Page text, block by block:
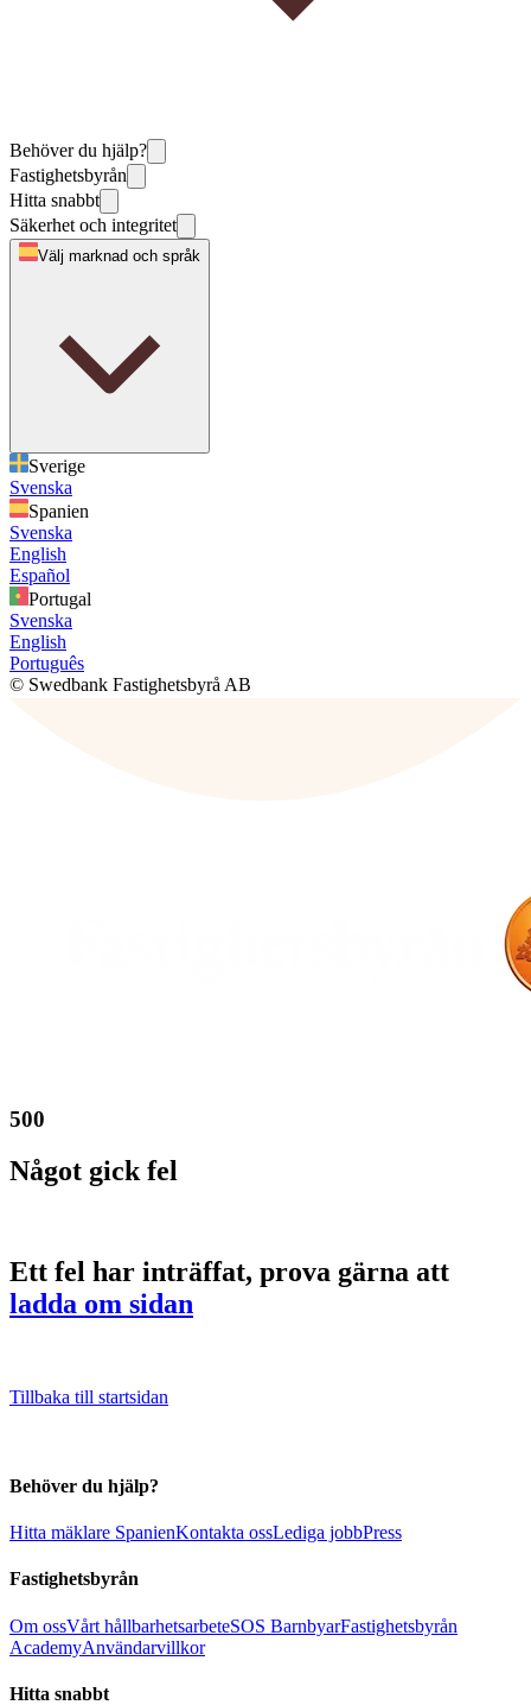
Behöver du hjälp?
Fastighetsbyrån
Hitta snabbt
Säkerhet och integritet
Välj marknad och språk
Sverige
Svenska
Spanien
Svenska
English
Español
Portugal
Svenska
English
Português
© Swedbank Fastighetsbyrå AB
500
Något gick fel
Ett fel har inträffat, prova gärna att
ladda om sidan
Tillbaka till startsidan
Behöver du hjälp?
Hitta mäklare SpanienKontakta ossLediga jobbPress
Fastighetsbyrån
Om ossVårt hållbarhetsarbeteSOS BarnbyarFastighetsbyrån
AcademyAnvändarvillkor
Hitta snabbt